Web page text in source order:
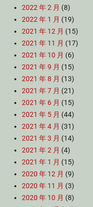
2022 年 2 月 (8)
2022 年 1 月 (19)
2021 年 12 月 (15)
2021 年 11 月 (17)
2021 年 10 月 (6)
2021 年 9 月 (15)
2021 年 8 月 (13)
2021 年 7 月 (21)
2021 年 6 月 (15)
2021 年 5 月 (44)
2021 年 4 月 (31)
2021 年 3 月 (14)
2021 年 2 月 (4)
2021 年 1 月 (15)
2020 年 12 月 (9)
2020 年 11 月 (3)
2020 年 10 月 (8)